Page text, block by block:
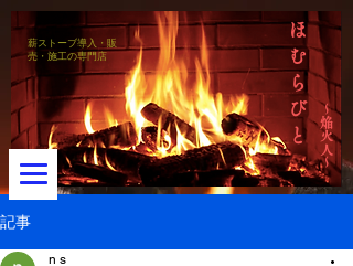
薪ストーブ導入・販
売・施工の専門店
ほ
む
ら
び
と
～焔火人～
記事
n s